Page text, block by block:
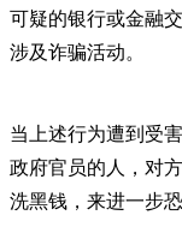
可疑的银行或金融
涉及诈骗活动。
当上述行为遭到受
政府官员的人，对
洗黑钱，来进一步恐